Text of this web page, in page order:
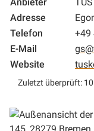
Adresse
Telefon
+49
E-Mail
Website
Zuletzt überprüft: